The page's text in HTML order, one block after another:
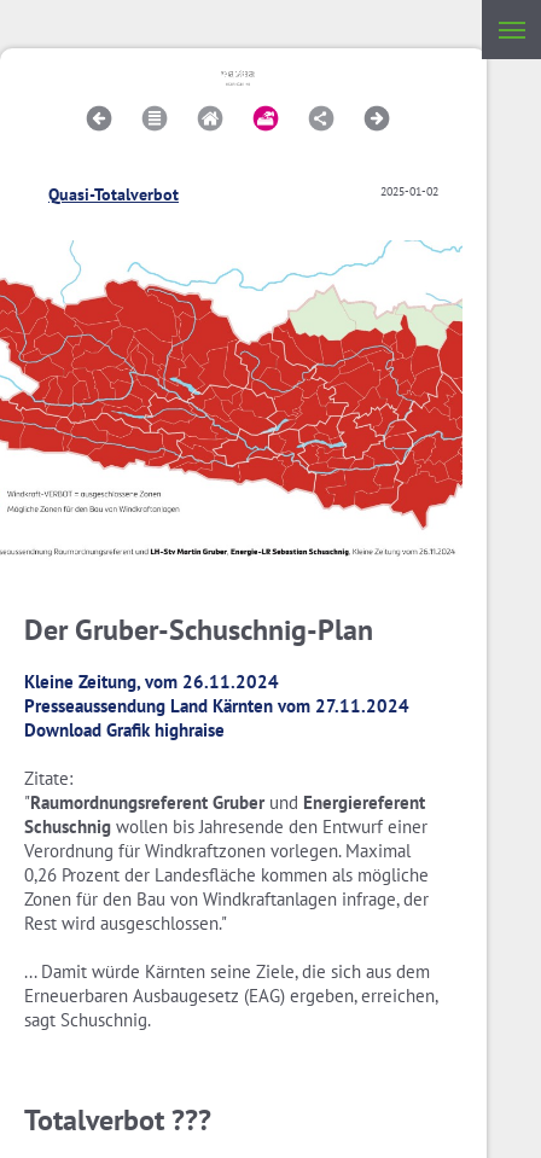
2025-01-02
Quasi-Totalverbot
Der Gruber-Schuschnig-Plan
Kleine Zeitung, vom 26.11.2024
Presseaussendung Land Kärnten vom 27.11.2024
Download Grafik highraise
Zitate:
"Raumordnungsreferent Gruberund Energiereferent
Schuschnig wollen bis Jahresende den Entwurf einer
Verordnung für Windkraftzonen vorlegen. Maximal
0,26 Prozent der Landesfläche kommen als mögliche
Zonen für den Bau von Windkraftanlagen infrage, der
Rest wird ausgeschlossen."
... Damit würde Kärnten seine Ziele, die sich aus dem
Erneuerbaren Ausbaugesetz (EAG) ergeben, erreichen,
sagt Schuschnig.
Totalverbot ???